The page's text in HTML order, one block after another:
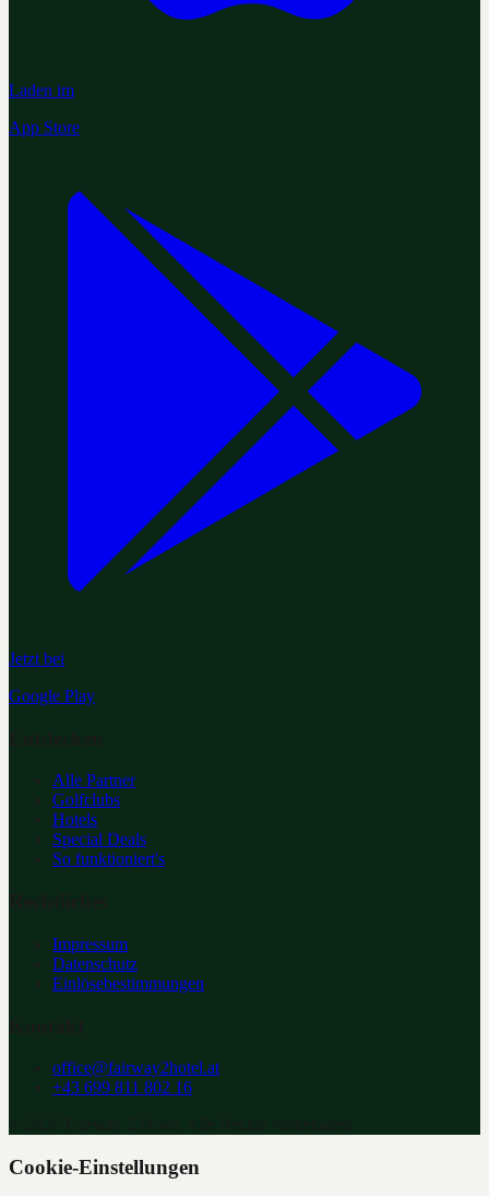
Laden im
App Store
Jetzt bei
Google Play
Alle Partner
Golfclubs
Hotels
Special Deals
So funktioniert's
Impressum
Datenschutz
Einlösebestimmungen
office@fairway2hotel.at
+43 699 811 802 16
Cookie-Einstellungen